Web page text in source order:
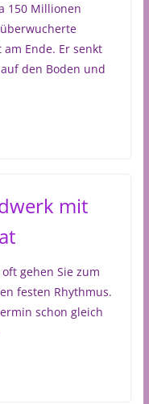
150 Millionen
Ende. Er senkt
den Boden und
mit
gehen Sie zum
festen Rhythmus.
schon gleich